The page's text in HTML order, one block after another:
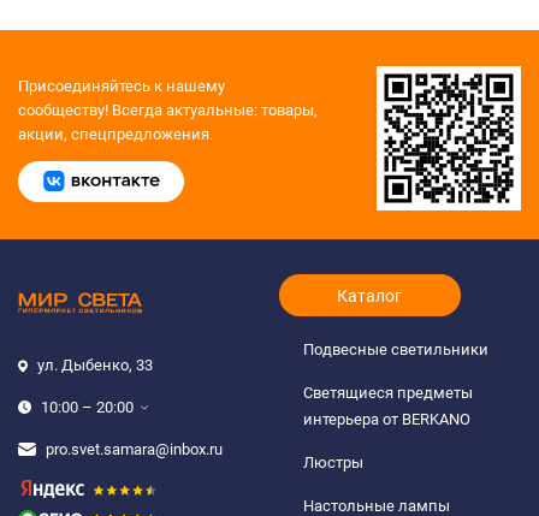
Присоединяйтесь к нашему
сообществу! Всегда актуальные: товары,
акции, спецпредложения.
ул. Дыбенко, 33
10:00 – 20:00
pro.svet.samara@inbox.ru
Каталог
Подвесные светильники
Светящиеся предметы
интерьера от BERKANO
Люстры
Настольные лампы